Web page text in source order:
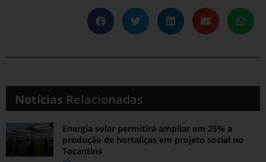
Notícias Relacionadas
Energia solar permitirá ampliar em 25% a
produção de hortaliças em projeto social no
Tocantins